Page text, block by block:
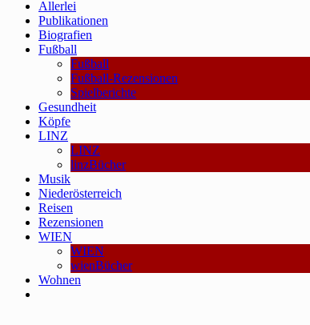
Allerlei
Publikationen
Biografien
Fußball
Fußball
Fußball-Rezensionen
Spielberichte
Gesundheit
Köpfe
LINZ
LINZ
linzBücher
Musik
Niederösterreich
Reisen
Rezensionen
WIEN
WIEN
wienBücher
Wohnen